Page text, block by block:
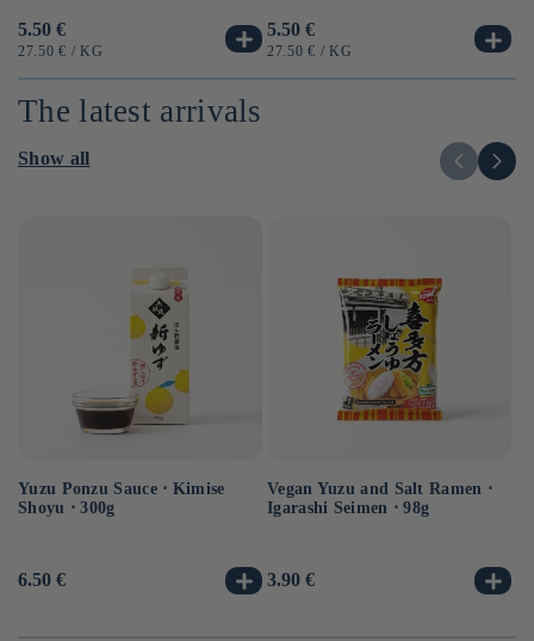
Usual
price
5.50 €
UNIT
27.50 € / BY
KG
Usual
price
5.50 €
UNIT
27.50 € / BY
KG
The latest arrivals
Show all
Yuzu Ponzu Sauce ⋅ Kimise
Shoyu ⋅ 300g
Usual
6.50 €
Vegan Yuzu and Salt Ramen ⋅
Igarashi Seimen ⋅ 98g
Usual
3.90 €